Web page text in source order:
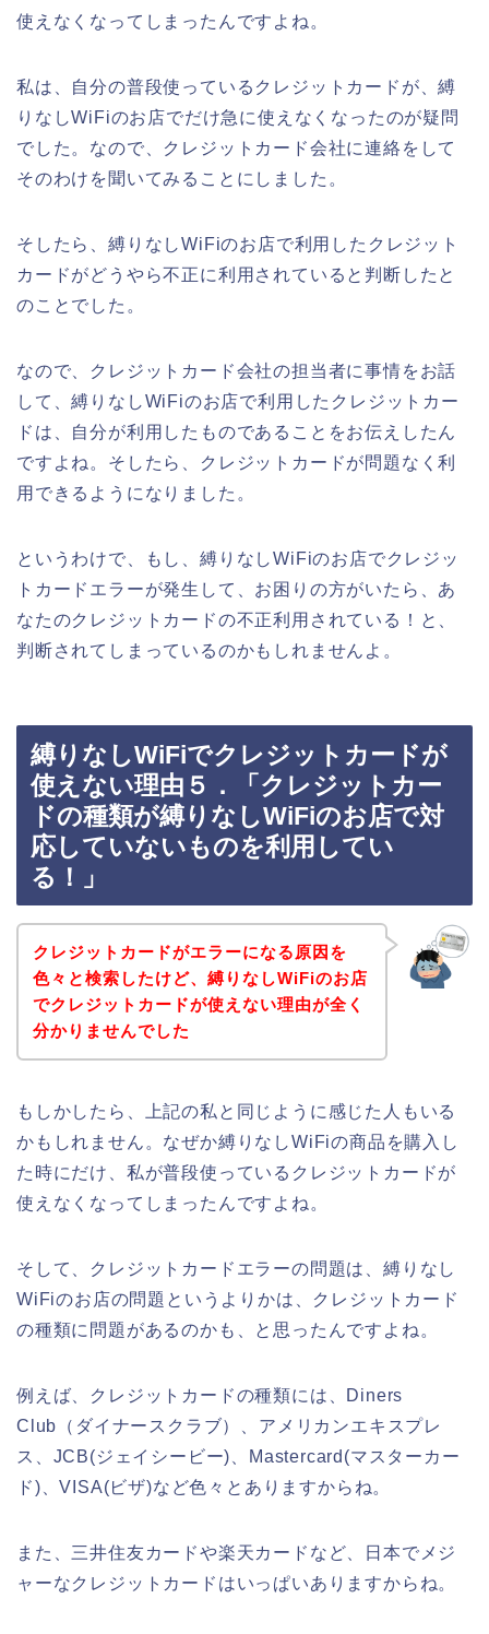
使えなくなってしまったんですよね。
私は、自分の普段使っているクレジットカードが、縛
りなしWiFiのお店でだけ急に使えなくなったのが疑問
でした。なので、クレジットカード会社に連絡をして
そのわけを聞いてみることにしました。
そしたら、縛りなしWiFiのお店で利用したクレジット
カードがどうやら不正に利用されていると判断したと
のことでした。
なので、クレジットカード会社の担当者に事情をお話
して、縛りなしWiFiのお店で利用したクレジットカー
ドは、自分が利用したものであることをお伝えしたん
ですよね。そしたら、クレジットカードが問題なく利
用できるようになりました。
というわけで、もし、縛りなしWiFiのお店でクレジッ
トカードエラーが発生して、お困りの方がいたら、あ
なたのクレジットカードの不正利用されている！と、
判断されてしまっているのかもしれませんよ。
縛りなしWiFiでクレジットカードが
使えない理由５．「クレジットカー
ドの種類が縛りなしWiFiのお店で対
応していないものを利用してい
る！」
クレジットカードがエラーになる原因を
色々と検索したけど、縛りなしWiFiのお店
でクレジットカードが使えない理由が全く
分かりませんでした
もしかしたら、上記の私と同じように感じた人もいる
かもしれません。なぜか縛りなしWiFiの商品を購入し
た時にだけ、私が普段使っているクレジットカードが
使えなくなってしまったんですよね。
そして、クレジットカードエラーの問題は、縛りなし
WiFiのお店の問題というよりかは、クレジットカード
の種類に問題があるのかも、と思ったんですよね。
例えば、クレジットカードの種類には、Diners
Club（ダイナースクラブ）、アメリカンエキスプレ
ス、JCB(ジェイシービー)、Mastercard(マスターカー
ド)、VISA(ビザ)など色々とありますからね。
また、三井住友カードや楽天カードなど、日本でメジ
ャーなクレジットカードはいっぱいありますからね。